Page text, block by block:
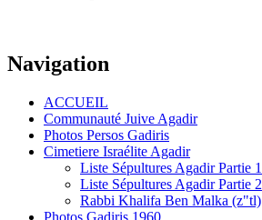
Navigation
ACCUEIL
Communauté Juive Agadir
Photos Persos Gadiris
Cimetiere Israélite Agadir
Liste Sépultures Agadir Partie 1
Liste Sépultures Agadir Partie 2
Rabbi Khalifa Ben Malka (z"tl)
Photos Gadiris 1960